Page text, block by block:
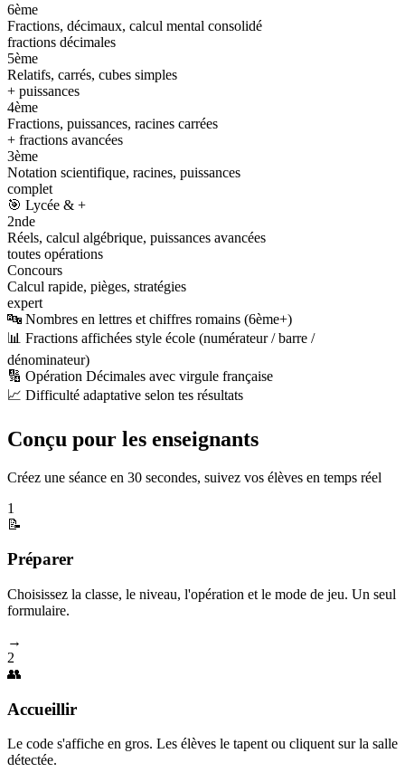
6ème
Fractions, décimaux, calcul mental consolidé
fractions décimales
5ème
Relatifs, carrés, cubes simples
+ puissances
4ème
Fractions, puissances, racines carrées
+ fractions avancées
3ème
Notation scientifique, racines, puissances
complet
🎯 Lycée & +
2nde
Réels, calcul algébrique, puissances avancées
toutes opérations
Concours
Calcul rapide, pièges, stratégies
expert
🔤 Nombres en lettres et chiffres romains (6ème+)
📊 Fractions affichées style école (numérateur / barre /
dénominateur)
🔢 Opération Décimales avec virgule française
📈 Difficulté adaptative selon tes résultats
Conçu pour les enseignants
Créez une séance en 30 secondes, suivez vos élèves en temps réel
1
📝
Préparer
Choisissez la classe, le niveau, l'opération et le mode de jeu. Un seul
formulaire.
→
2
👥
Accueillir
Le code s'affiche en gros. Les élèves le tapent ou cliquent sur la salle
détectée.